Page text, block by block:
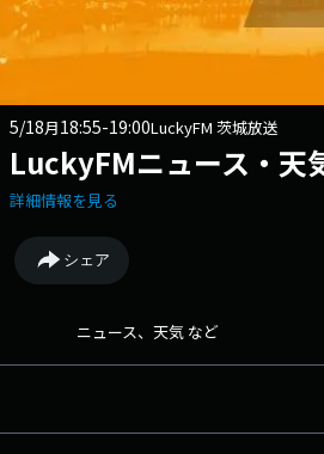
5/18月18:55-19:00LuckyFM 茨城放送
LuckyFMニュース・天
詳細情報を見る
シェア
ニュース、天気 など